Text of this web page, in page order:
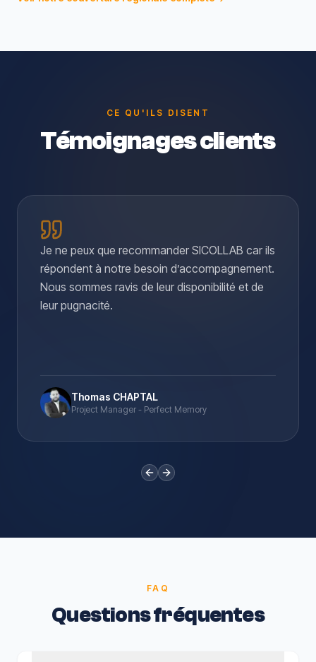
CE QU'ILS DISENT
Témoignages clients
Je ne peux que recommander SICOLLAB car ils
répondent à notre besoin d’accompagnement.
Nous sommes ravis de leur disponibilité et de
leur pugnacité.
Thomas CHAPTAL
Project Manager - Perfect Memory
Previous slide
Next slide
FAQ
Questions fréquentes